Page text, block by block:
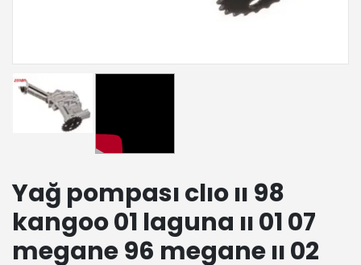
Yağ pompası clıo ıı 98
kangoo 01 laguna ıı 01 07
megane 96 megane ıı 02